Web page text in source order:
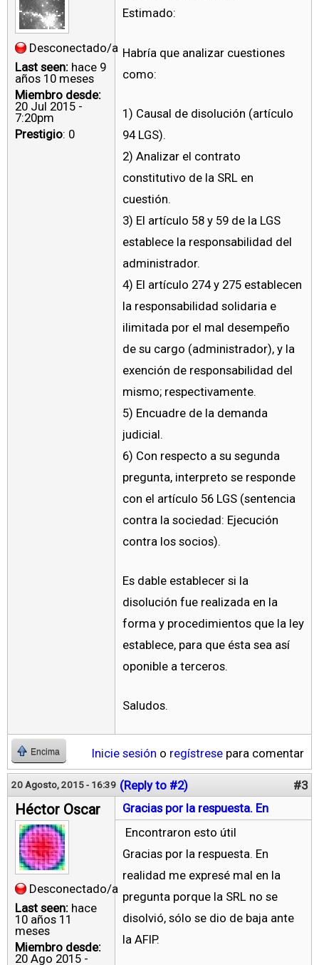
Desconectado/a
Last seen: hace 9
años 10 meses
Miembro desde:
20 Jul 2015 -
7:20pm
Prestigio: 0
Estimado:
Habría que analizar cuestiones
como:
1) Causal de disolución (artículo
94 LGS).
2) Analizar el contrato
constitutivo de la SRL en
cuestión.
3) El artículo 58 y 59 de la LGS
establece la responsabilidad del
administrador.
4) El artículo 274 y 275 establecen
la responsabilidad solidaria e
ilimitada por el mal desempeño
de su cargo (administrador), y la
exención de responsabilidad del
mismo; respectivamente.
5) Encuadre de la demanda
judicial.
6) Con respecto a su segunda
pregunta, interpreto se responde
con el artículo 56 LGS (sentencia
contra la sociedad: Ejecución
contra los socios).
Es dable establecer si la
disolución fue realizada en la
forma y procedimientos que la ley
establece, para que ésta sea así
oponible a terceros.
Saludos.
Encima Inicie sesión o regístrese para comentar
20 Agosto, 2015 - 16:39 (Reply to #2) #3
Héctor Oscar
Desconectado/a
Last seen: hace
10 años 11
meses
Miembro desde:
20 Ago 2015 -
Gracias por la respuesta. En
Encontraron esto útil
Gracias por la respuesta. En
realidad me expresé mal en la
pregunta porque la SRL no se
disolvió, sólo se dio de baja ante
la AFIP.